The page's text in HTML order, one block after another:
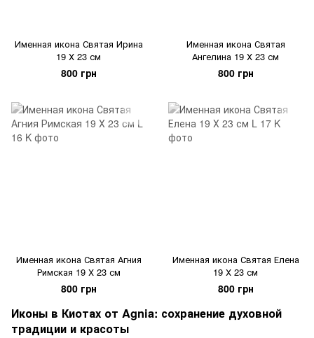
Именная икона Святая Ирина
19 Х 23 см
800 грн
Именная икона Святая
Ангелина 19 Х 23 см
800 грн
Именная икона Святая Агния
Римская 19 Х 23 см
800 грн
Именная икона Святая Елена
19 Х 23 см
800 грн
Иконы в Киотах от Agnia: сохранение духовной
традиции и красоты